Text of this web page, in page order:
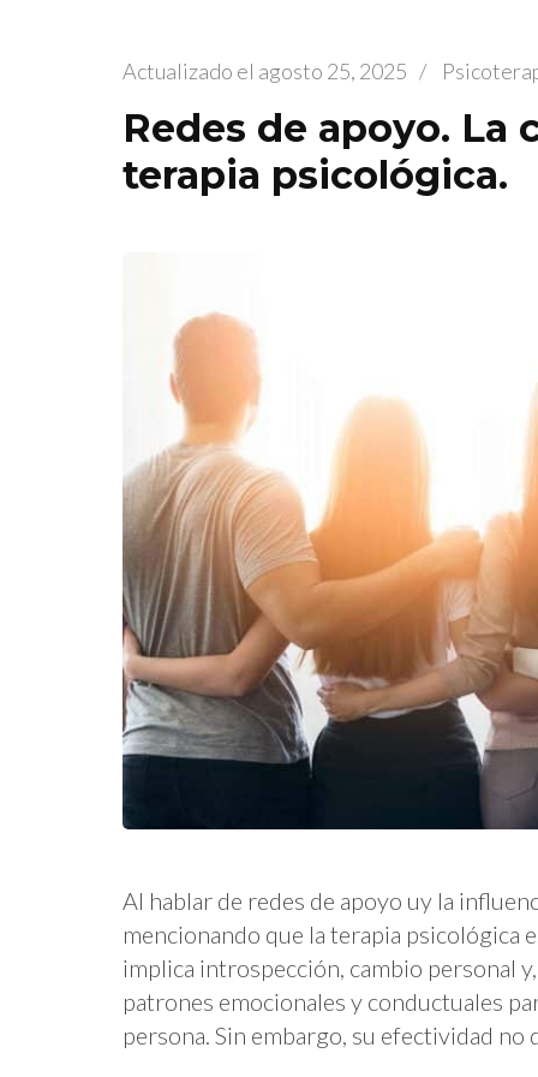
Actualizado el agosto 25, 2025 /
Redes de apoyo. La
terapia psicológica.
Al hablar de redes de apoyo uy la
mencionando que la terapia psicológica
implica introspección, cambio personal
patrones emocionales y conductuales
persona. Sin embargo, su efectividad no